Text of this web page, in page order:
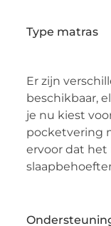
Type matras
Er zijn
beschikbaar,
je nu kiest
pocketvering
ervoor dat het